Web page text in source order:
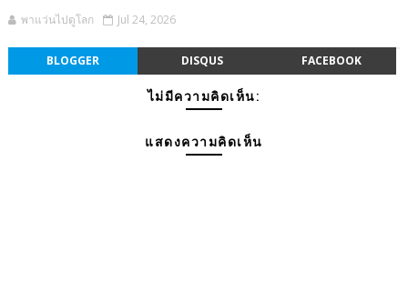
พาแว่นไปดูโลก Jul 24, 2026
BLOGGER DISQUS FACEBOOK
ไม่มีความคิดเห็น:
แสดงความคิดเห็น